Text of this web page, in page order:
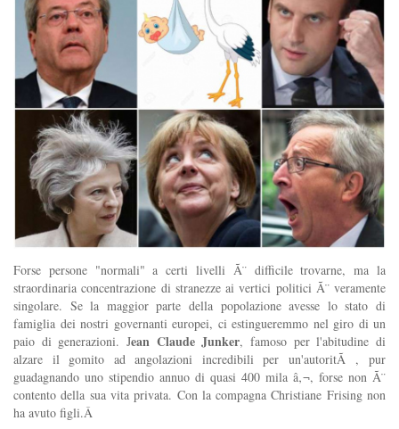
Forse persone "normali" a certi livelli Ã¨ difficile trovarne, ma la
straordinaria concentrazione di stranezze ai vertici politici Ã¨ veramente
singolare. Se la maggior parte della popolazione avesse lo stato di
famiglia dei nostri governanti europei, ci estingueremmo nel giro di un
paio di generazioni. Jean Claude Junker, famoso per l'abitudine di
alzare il gomito ad angolazioni incredibili per un'autoritÃ , pur
guadagnando uno stipendio annuo di quasi 400 mila â‚¬, forse non Ã¨
contento della sua vita privata. Con la compagna Christiane Frising non
ha avuto figli.Â